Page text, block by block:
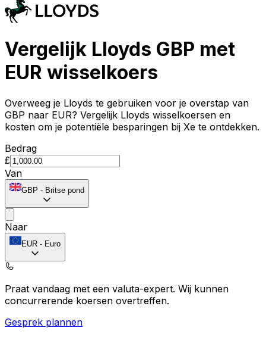
Vergelijk Lloyds GBP met
EUR wisselkoers
Overweeg je Lloyds te gebruiken voor je overstap van
GBP naar EUR? Vergelijk Lloyds wisselkoersen en
kosten om je potentiële besparingen bij Xe te ontdekken.
Bedrag
£
Van
GBP - Britse pond
Naar
EUR - Euro
Praat vandaag met een valuta-expert. Wij kunnen
concurrerende koersen overtreffen.
Gesprek plannen